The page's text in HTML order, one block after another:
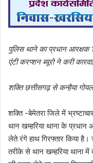
पुलिस थाने का प्रधान
एंटी करप्शन ब्यूरो ने करी
शक्ति छत्तीसगढ़ से कन्हैया
शक्ति -बेमेतरा जिले में
थान खम्हरिया थाना के
लेते रंगे हाथ गिरफ्तार किया
तरीके से थान खम्हरिया थाना